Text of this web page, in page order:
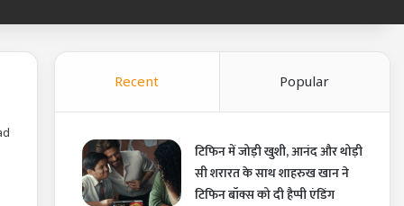
Recent Popular
टिफिन में जोड़ी खुशी, आनंद और थोड़ी
सी शरारत के साथ शाहरुख खान ने
टिफिन बॉक्स को दी हैप्पी एंडिंग